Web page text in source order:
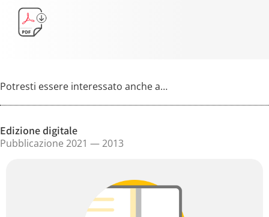
Potresti essere interessato anche a…
Edizione digitale
Pubblicazione 2021 — 2013